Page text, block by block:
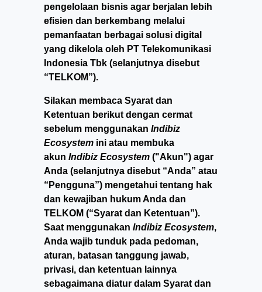
pengelolaan bisnis agar berjalan lebih
efisien dan berkembang melalui
pemanfaatan berbagai solusi digital
yang dikelola oleh PT Telekomunikasi
Indonesia Tbk (selanjutnya disebut
“TELKOM”).
Silakan membaca Syarat dan
Ketentuan berikut dengan cermat
sebelum menggunakan Indibiz
Ecosystem ini atau membuka
akun Indibiz Ecosystem ("Akun") agar
Anda (selanjutnya disebut “Anda” atau
“Pengguna”) mengetahui tentang hak
dan kewajiban hukum Anda dan
TELKOM (“Syarat dan Ketentuan”).
Saat menggunakan Indibiz Ecosystem,
Anda wajib tunduk pada pedoman,
aturan, batasan tanggung jawab,
privasi, dan ketentuan lainnya
sebagaimana diatur dalam Syarat dan